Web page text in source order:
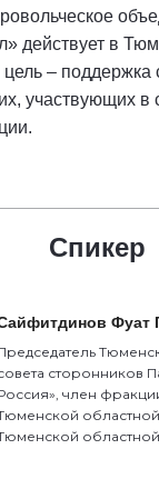
действует в
цель – поддержка
участвующих в
Спикер
Фуат
сторонников
член